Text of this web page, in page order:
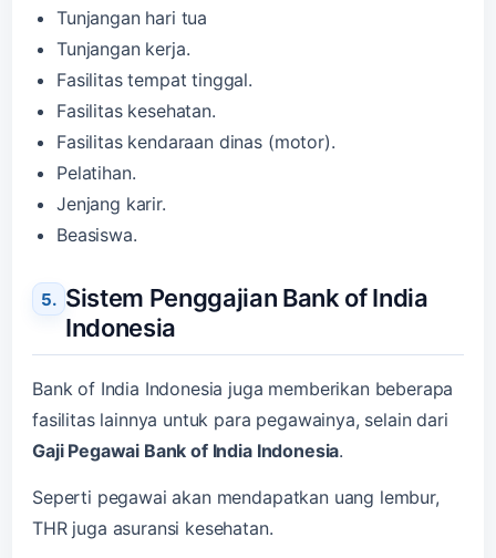
Tunjangan hari tua
Tunjangan kerja.
Fasilitas tempat tinggal.
Fasilitas kesehatan.
Fasilitas kendaraan dinas (motor).
Pelatihan.
Jenjang karir.
Beasiswa.
Sistem Penggajian Bank of India
Indonesia
Bank of India Indonesia juga memberikan beberapa
fasilitas lainnya untuk para pegawainya, selain dari
Gaji Pegawai Bank of India Indonesia.
Seperti pegawai akan mendapatkan uang lembur,
THR juga asuransi kesehatan.